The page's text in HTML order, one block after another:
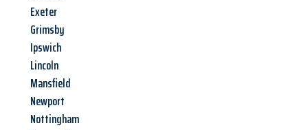
Exeter
Grimsby
Ipswich
Lincoln
Mansfield
Newport
Nottingham